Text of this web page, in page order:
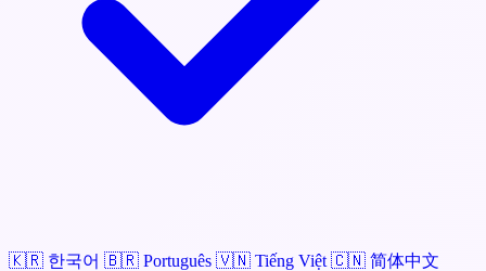
🇰🇷 한국어 🇧🇷 Português 🇻🇳 Tiếng Việt 🇨🇳 简体中文